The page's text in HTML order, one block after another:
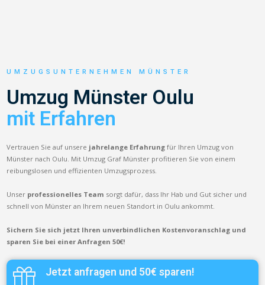
UMZUGSUNTERNEHMEN MÜNSTER
Umzug Münster Oulu
mit Erfahren
Vertrauen Sie auf unsere jahrelange Erfahrung für Ihren Umzug von
Münster nach Oulu. Mit Umzug Graf Münster profitieren Sie von einem
reibungslosen und effizienten Umzugsprozess.
Unser professionelles Team sorgt dafür, dass Ihr Hab und Gut sicher und
schnell von Münster an Ihrem neuen Standort in Oulu ankommt.
Sichern Sie sich jetzt Ihren unverbindlichen Kostenvoranschlag und
sparen Sie bei einer Anfragen 50€!
Jetzt anfragen und 50€ sparen!